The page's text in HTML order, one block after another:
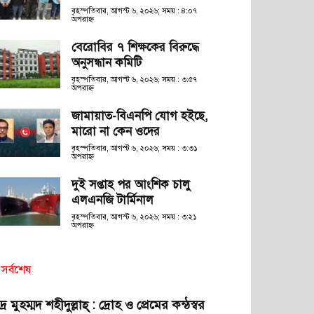
বৃহস্পতিবার, আগস্ট ৬, ২০২৬; সময় : ৪:০৭
অপরাহ্ণ
বেরোবির ৭ শিক্ষকের বিরুদ্ধে
অনুসন্ধান কমিটি
বৃহস্পতিবার, আগস্ট ৬, ২০২৬; সময় : ৩:৫৭
অপরাহ্ণ
জামায়াত-বিএনপি যোগ হইছে,
মারো না কেন ওদের
বৃহস্পতিবার, আগস্ট ৬, ২০২৬; সময় : ৩:৩১
অপরাহ্ণ
দুই সপ্তাহ পর আংশিক চালু
এলএনজি টার্মিনাল
বৃহস্পতিবার, আগস্ট ৬, ২০২৬; সময় : ৩:২১
অপরাহ্ণ
সর্বশেষ
মুহম্মদ শহীদুল্লাহ্ : দ্রোহ ও প্রেমের কন্ঠস্বর